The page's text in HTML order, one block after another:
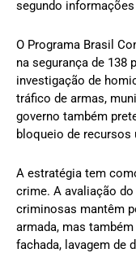
segundo
O Programa Brasil
na segurança de 138
investigação de
tráfico de armas,
governo também
bloqueio de
A estratégia tem
crime. A avaliação
criminosas mantêm
armada, mas
fachada, lavagem de